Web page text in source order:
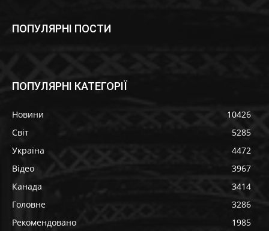
ПОПУЛЯРНІ ПОСТИ
ПОПУЛЯРНІ КАТЕГОРІЇ
Новини
10426
Світ
5285
Україна
4472
Відео
3967
Канада
3414
Головне
3286
Рекомендовано
1985